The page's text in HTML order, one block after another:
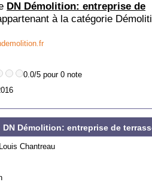
DN Démolition: entreprise de
à la catégorie
0.0/5 pour 0 note
Démolition: entreprise de
Chantreau